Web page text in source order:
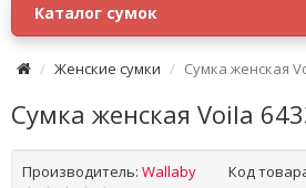
Каталог сумок
Женские сумки Сумка женская
Сумка женская Voila
Производитель: Wallaby Код